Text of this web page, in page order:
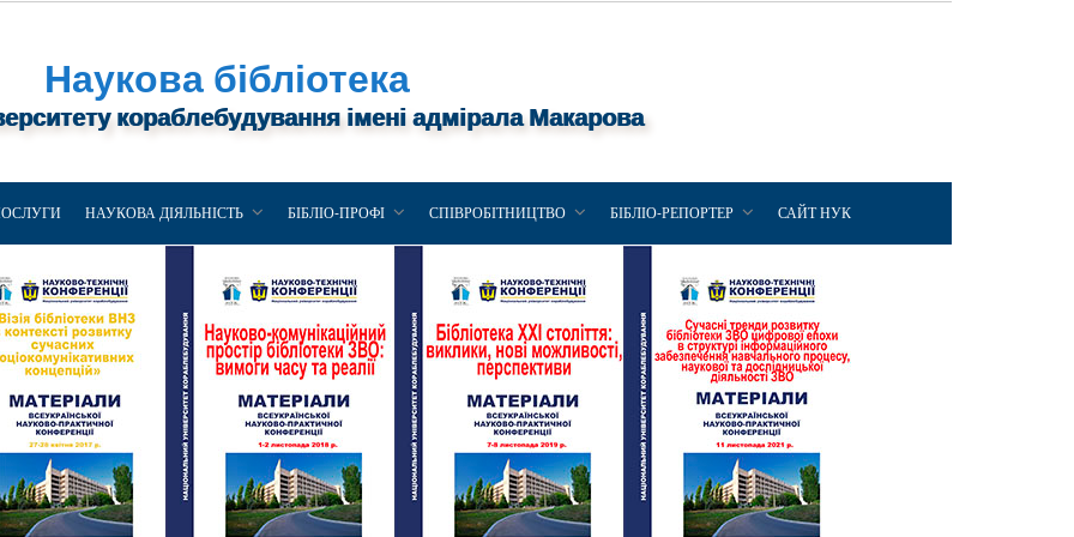
Наукова бібліотека
кораблебудування імені адмірала Макарова
НАУКОВА ДІЯЛЬНІСТЬ БІБЛІО-ПРОФІ СПІВРОБІТНИЦТВО БІБЛІО-РЕПОРТЕР САЙТ НУК